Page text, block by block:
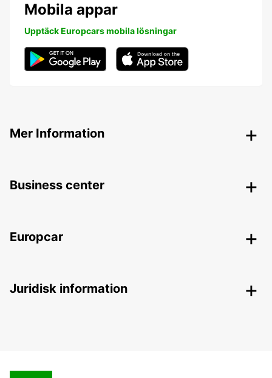
Mobila appar
Upptäck Europcars mobila lösningar
Mer Information
Business center
Europcar
Juridisk information